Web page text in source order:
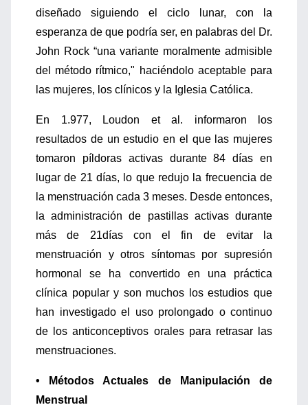
diseñado siguiendo el ciclo lunar, con la
esperanza de que podría ser, en palabras del Dr.
John Rock “una variante moralmente admisible
del método rítmico," haciéndolo aceptable para
las mujeres, los clínicos y la Iglesia Católica.
En 1.977, Loudon et al. informaron los
resultados de un estudio en el que las mujeres
tomaron píldoras activas durante 84 días en
lugar de 21 días, lo que redujo la frecuencia de
la menstruación cada 3 meses. Desde entonces,
la administración de pastillas activas durante
más de 21días con el fin de evitar la
menstruación y otros síntomas por supresión
hormonal se ha convertido en una práctica
clínica popular y son muchos los estudios que
han investigado el uso prolongado o continuo
de los anticonceptivos orales para retrasar las
menstruaciones.
• Métodos Actuales de Manipulación de
Menstrual